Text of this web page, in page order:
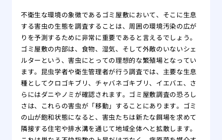
不衛生な環境の象徴であるゴミ屋敷において、そこに生息
する害虫の生態を調査することは、周囲の環境汚染の広が
りを予測するために非常に重要であると言えるでしょう。
ゴミ屋敷の内部は、食物、湿気、そして外敵のいないシェ
ルターという、害虫にとっての理想的な繁殖場となってい
ます。昆虫学者や衛生管理者が行う調査では、主要な生息
種としてクロゴキブリ、チャバネゴキブリ、イエバエ、さ
らにはダニやノミが確認されます。ゴミ屋敷調査の恐ろし
さは、これらの害虫が「移動」することにあります。ゴミ
の山が飽和状態になると、害虫たちは新たな餌場を求めて
隣接する住宅や排水溝を通じて地域全体へと拡散します。